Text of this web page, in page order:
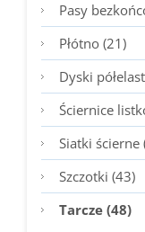
Pasy
Płótno (21)
Dyski
Ściernice
Siatki ścierne
Szczotki (43)
Tarcze (48)